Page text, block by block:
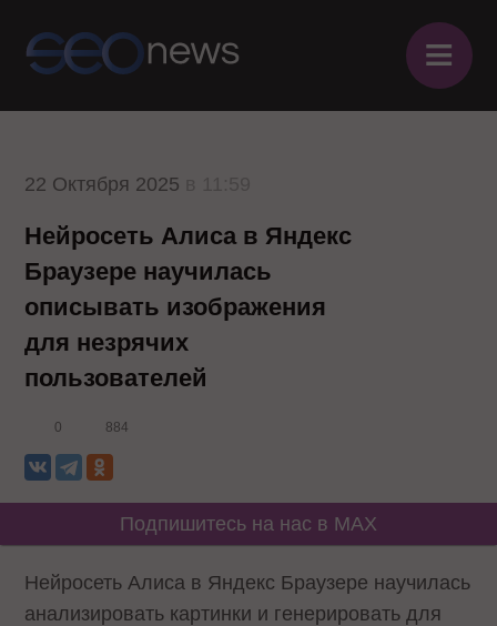
≡
22 Октября 2025
Нейросеть Алиса в Яндекс
Браузере научилась
описывать изображения
для незрячих
пользователей
0 884
Подпишитесь на нас в MAX
Нейросеть Алиса в Яндекс Браузере научилась
анализировать картинки и генерировать для